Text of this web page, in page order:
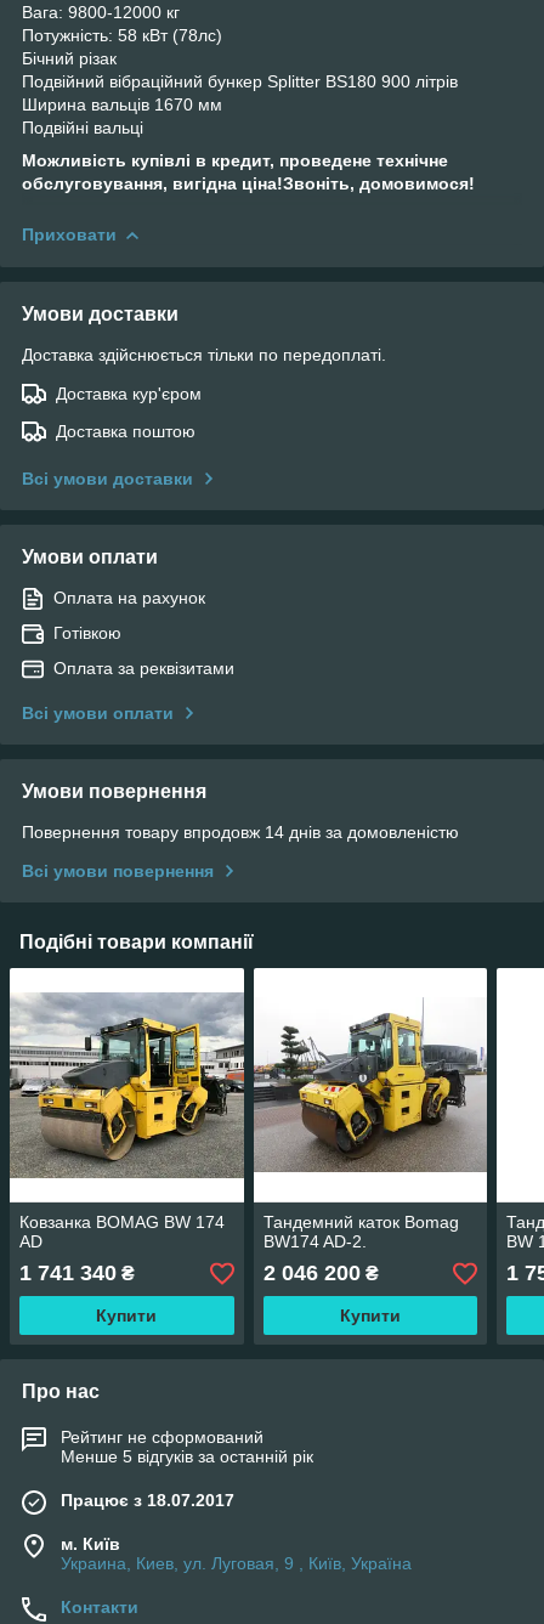
Вага: 9800-12000 кг
Потужність: 58 кВт (78лс)
Бічний різак
Подвійний вібраційний бункер Splitter BS180 900 літрів
Ширина вальців 1670 мм
Подвійні вальці
Можливість купівлі в кредит, проведене технічне
обслуговування, вигідна ціна!Звоніть, домовимося!
Приховати
Умови доставки
Доставка здійснюється тільки по передоплаті.
Доставка кур'єром
Доставка поштою
Всі умови доставки
Умови оплати
Оплата на рахунок
Готівкою
Оплата за реквізитами
Всі умови оплати
Умови повернення
Повернення товару впродовж 14 днів за домовленістю
Всі умови повернення
Подібні товари компанії
Ковзанка BOMAG BW 174
AD
1 741 340 ₴
Купити
Тандемний каток Bomag
BW174 AD-2.
2 046 200₴
Купити
BW
1
Про нас
Рейтинг не сформований
Менше 5 відгуків за останній рік
Працює з 18.07.2017
м. Київ
Украина, Киев, ул. Луговая, 9 , Київ, Україна
Контакти